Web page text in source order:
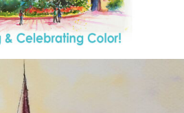
annettemorris.art
Aug 26